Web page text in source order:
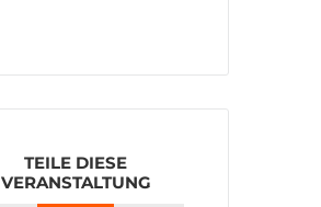
TEILE DIESE
VERANSTALTUNG